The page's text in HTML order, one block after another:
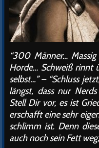
“300 Männer…
Horde… Schweiß rinnt
selbst…” – “Schluss
längst, dass nur
Stell Dir vor, es ist
erschafft eine sehr
schlimm ist. Denn
auch noch sein Fett